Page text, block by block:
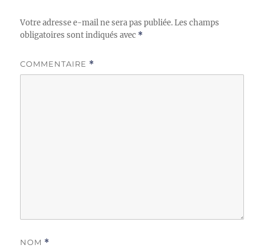
Votre adresse e-mail ne sera pas publiée. Les champs
obligatoires sont indiqués avec *
COMMENTAIRE *
NOM *